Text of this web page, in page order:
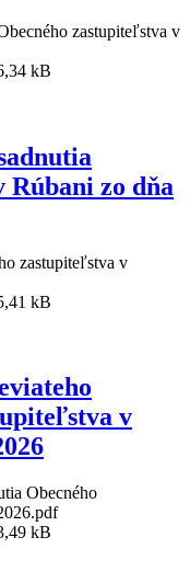
zastupiteľstva v
kB
Rúbani zo dňa
zastupiteľstva v
kB
v
Obecného
kB